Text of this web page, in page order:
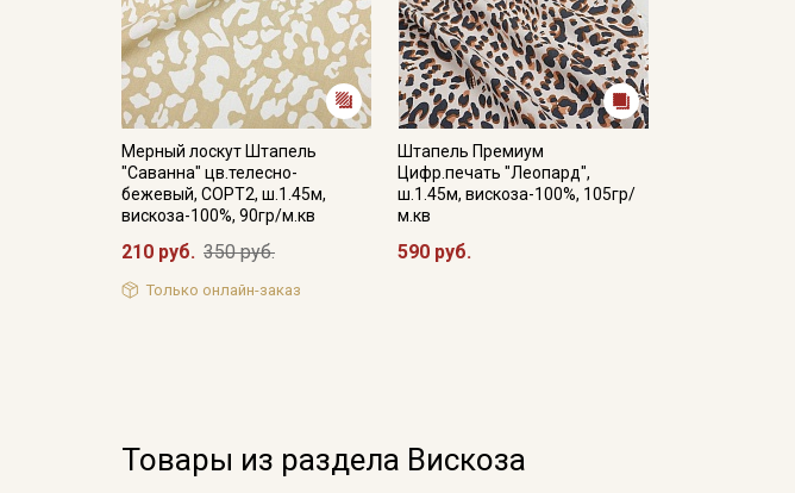
Мерный лоскут Штапель
"Саванна" цв.телесно-
бежевый, СОРТ2, ш.1.45м,
вискоза-100%, 90гр/м.кв
210 руб. 350 руб.
Только онлайн-заказ
Штапель Премиум
Цифр.печать "Леопард",
ш.1.45м, вискоза-100%, 105гр/
м.кв
590 руб.
Товары из раздела Вискоза
Даю
информационных рассылок